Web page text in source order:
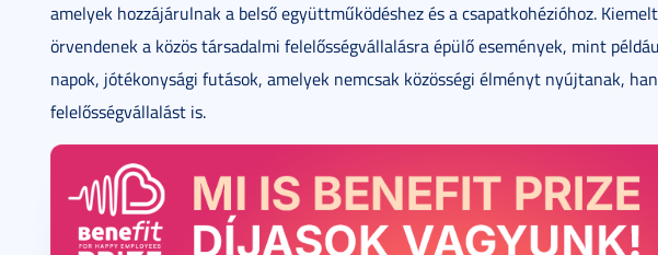
amelyek hozzájárulnak a belső együttműködéshez és a csapatkohézióhoz.
örvendenek a közös társadalmi felelősségvállalásra épülő események, mint
napok, jótékonysági futások, amelyek nemcsak közösségi élményt nyújtanak,
felelősségvállalást is.